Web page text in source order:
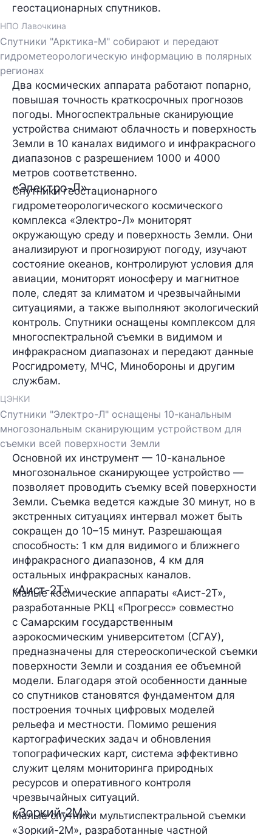
геостационарных спутников.
НПО Лавочкина
Спутники "Арктика-М" собирают и передают
гидрометеорологическую информацию в полярных
регионах
Два космических аппарата работают попарно,
повышая точность краткосрочных прогнозов
погоды. Многоспектральные сканирующие
устройства снимают облачность и поверхность
Земли в 10 каналах видимого и инфракрасного
диапазонов с разрешением 1000 и 4000
метров соответственно.
«Электро-Л»
Спутники геостационарного
гидрометеорологического космического
комплекса «Электро-Л» мониторят
окружающую среду и поверхность Земли. Они
анализируют и прогнозируют погоду, изучают
состояние океанов, контролируют условия для
авиации, мониторят ионосферу и магнитное
поле, следят за климатом и чрезвычайными
ситуациями, а также выполняют экологический
контроль. Спутники оснащены комплексом для
многоспектральной съемки в видимом и
инфракрасном диапазонах и передают данные
Росгидромету, МЧС, Минобороны и другим
службам.
ЦЭНКИ
Спутники "Электро-Л" оснащены 10-канальным
многозональным сканирующим устройством для
съемки всей поверхности Земли
Основной их инструмент — 10-канальное
многозональное сканирующее устройство —
позволяет проводить съемку всей поверхности
Земли. Съемка ведется каждые 30 минут, но в
экстренных ситуациях интервал может быть
сокращен до 10–15 минут. Разрешающая
способность: 1 км для видимого и ближнего
инфракрасного диапазонов, 4 км для
остальных инфракрасных каналов.
«Аист-2Т»
Малые космические аппараты «Аист-2Т»,
разработанные РКЦ «Прогресс» совместно
с Самарским государственным
аэрокосмическим университетом (СГАУ),
предназначены для стереоскопической съемки
поверхности Земли и создания ее объемной
модели. Благодаря этой особенности данные
со спутников становятся фундаментом для
построения точных цифровых моделей
рельефа и местности. Помимо решения
картографических задач и обновления
топографических карт, система эффективно
служит целям мониторинга природных
ресурсов и оперативного контроля
чрезвычайных ситуаций.
«Зоркий-2М»
Малые спутники мультиспектральной съемки
«Зоркий-2М», разработанные частной